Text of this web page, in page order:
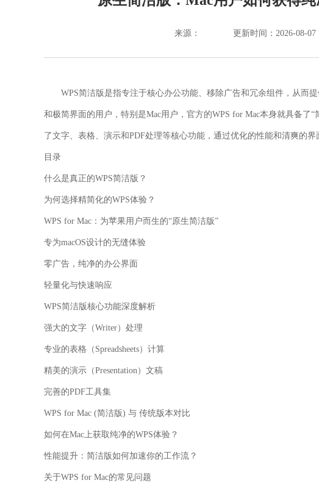
来源： 更新时间：2026-08-07
WPS简洁版是指专注于核心办公功能、移除广告和冗余组件，从而
和极简界面的用户，特别是Mac用户，官方的WPS for Mac本身就具备
了文字、表格、演示和PDF处理等核心功能，通过优化的性能和清爽的
目录
什么是真正的WPS简洁版？
为何选择精简化的WPS体验？
WPS for Mac：为苹果用户而生的“原生简洁版”
专为macOS设计的无缝体验
零广告，纯净的办公界面
轻量化与快速响应
WPS简洁版核心功能深度解析
强大的文字（Writer）处理
专业的表格（Spreadsheets）计算
精美的演示（Presentation）文稿
完善的PDF工具集
WPS for Mac (简洁版) 与 传统版本对比
如何在Mac上获取纯净的WPS体验？
性能提升：简洁版如何加速你的工作流？
关于WPS for Mac的常见问题